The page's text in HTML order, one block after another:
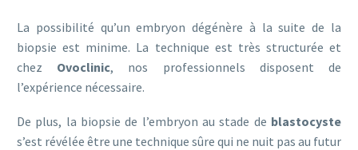
La possibilité qu’un embryon dégénère à la suite de la
biopsie est minime. La technique est très structurée et
chez Ovoclinic, nos professionnels disposent de
l’expérience nécessaire.
De plus, la biopsie de l’embryon au stade de blastocyste
s’est révélée être une technique sûre qui ne nuit pas au futur